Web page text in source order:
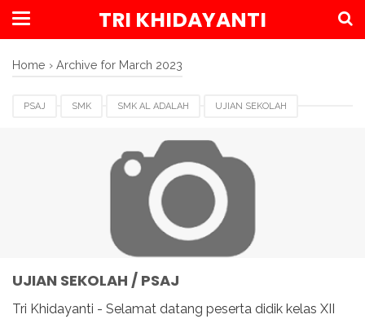
TRI KHIDAYANTI
Home › Archive for March 2023
PSAJ SMK SMK AL ADALAH UJIAN SEKOLAH
UJIAN SEKOLAH / PSAJ
Tri Khidayanti - Selamat datang peserta didik kelas XII